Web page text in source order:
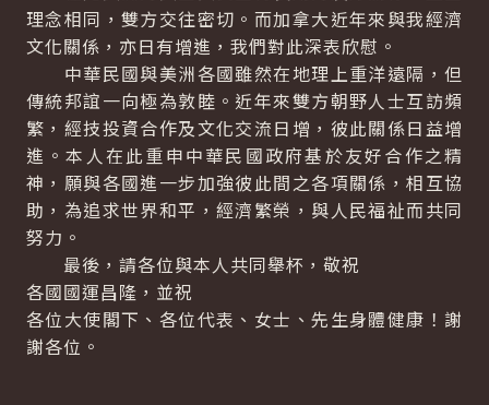
理念相同，雙方交往密切。而加拿大近年來與我經濟
文化關係，亦日有增進，我們對此深表欣慰。
中華民國與美洲各國雖然在地理上重洋遠隔，但
傳統邦誼一向極為敦睦。近年來雙方朝野人士互訪頻
繁，經技投資合作及文化交流日增，彼此關係日益增
進。本人在此重申中華民國政府基於友好合作之精
神，願與各國進一步加強彼此間之各項關係，相互協
助，為追求世界和平，經濟繁榮，與人民福祉而共同
努力。
最後，請各位與本人共同舉杯，敬祝
各國國運昌隆，並祝
各位大使閣下、各位代表、女士、先生身體健康！謝
謝各位。